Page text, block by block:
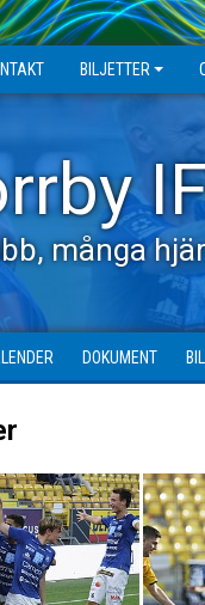
BILJETTER
många
DOKUMENT